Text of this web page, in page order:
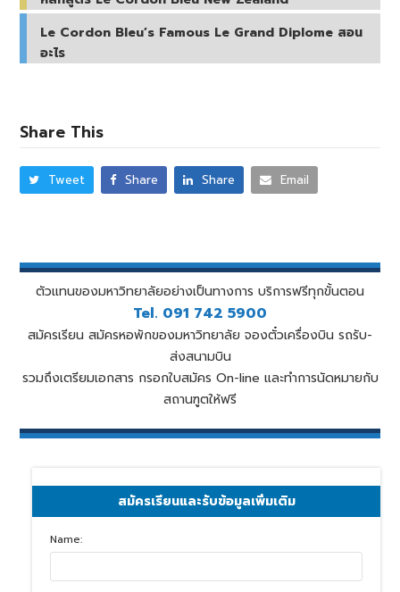
Le Cordon Bleu’s Famous Le Grand Diplome สอน
อะไร
Share This
Tweet Share Share Email
ตัวแทนของมหาวิทยาลัยอย่างเป็นทางการ บริการฟรีทุกขั้นตอน
Tel. 091 742 5900
สมัครเรียน สมัครหอพักของมหาวิทยาลัย จองตั๋วเครื่องบิน รถรับ-
ส่งสนามบิน
รวมถึงเตรียมเอกสาร กรอกใบสมัคร On-line และทำการนัดหมายกับ
สถานฑูตให้ฟรี
สมัครเรียนและรับข้อมูลเพิ่มเติม
Name: